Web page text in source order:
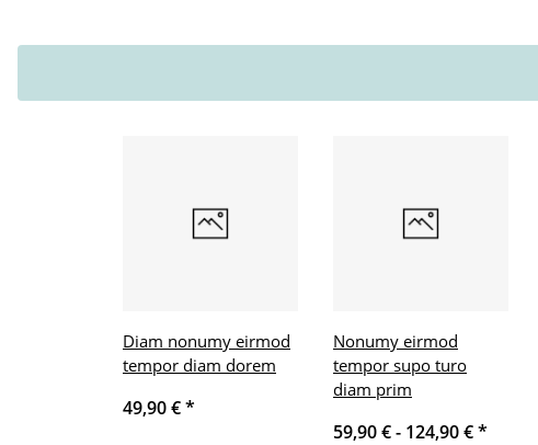
Diam nonumy eirmod
tempor diam dorem
49,90 €*
Nonumy eirmod
tempor supo turo
diam prim
59,90 € - 124,90 €*